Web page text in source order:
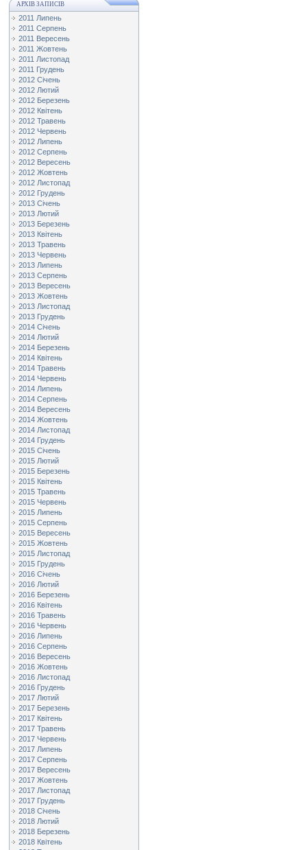
АРХІВ ЗАПИСІВ
2011 Липень
2011 Серпень
2011 Вересень
2011 Жовтень
2011 Листопад
2011 Грудень
2012 Січень
2012 Лютий
2012 Березень
2012 Квітень
2012 Травень
2012 Червень
2012 Липень
2012 Серпень
2012 Вересень
2012 Жовтень
2012 Листопад
2012 Грудень
2013 Січень
2013 Лютий
2013 Березень
2013 Квітень
2013 Травень
2013 Червень
2013 Липень
2013 Серпень
2013 Вересень
2013 Жовтень
2013 Листопад
2013 Грудень
2014 Січень
2014 Лютий
2014 Березень
2014 Квітень
2014 Травень
2014 Червень
2014 Липень
2014 Серпень
2014 Вересень
2014 Жовтень
2014 Листопад
2014 Грудень
2015 Січень
2015 Лютий
2015 Березень
2015 Квітень
2015 Травень
2015 Червень
2015 Липень
2015 Серпень
2015 Вересень
2015 Жовтень
2015 Листопад
2015 Грудень
2016 Січень
2016 Лютий
2016 Березень
2016 Квітень
2016 Травень
2016 Червень
2016 Липень
2016 Серпень
2016 Вересень
2016 Жовтень
2016 Листопад
2016 Грудень
2017 Лютий
2017 Березень
2017 Квітень
2017 Травень
2017 Червень
2017 Липень
2017 Серпень
2017 Вересень
2017 Жовтень
2017 Листопад
2017 Грудень
2018 Січень
2018 Лютий
2018 Березень
2018 Квітень